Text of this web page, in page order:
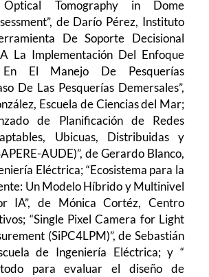
Tomography in Dome
de Darío Pérez, Instituto
De Soporte Decisional
La Implementación Del Enfoque
En El Manejo De Pesquerías
De Las Pesquerías Demersales”,
Escuela de Ciencias del Mar;
de Planificación de Redes
Ubicuas, Distribuidas y
AUDE)”, de Gerardo Blanco,
Eléctrica; “Ecosistema para la
Un Modelo Híbrido y Multinivel
IA”, de Mónica Cortéz, Centro
“Single Pixel Camera for Light
(SiPC4LPM)”, de Sebastián
de Ingeniería Eléctrica; y “
para evaluar el diseño de